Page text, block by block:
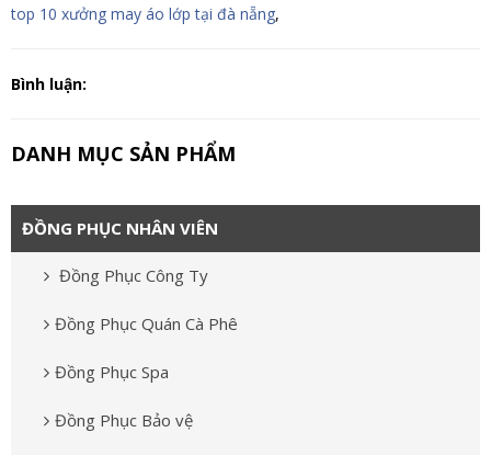
top 10 xưởng may áo lớp tại đà nẵng,
Bình luận:
DANH MỤC SẢN PHẨM
ĐỒNG PHỤC NHÂN VIÊN
Đồng Phục Công Ty
Đồng Phục Quán Cà Phê
Đồng Phục Spa
Đồng Phục Bảo vệ